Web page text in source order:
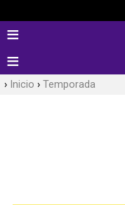
Inicio Temporada